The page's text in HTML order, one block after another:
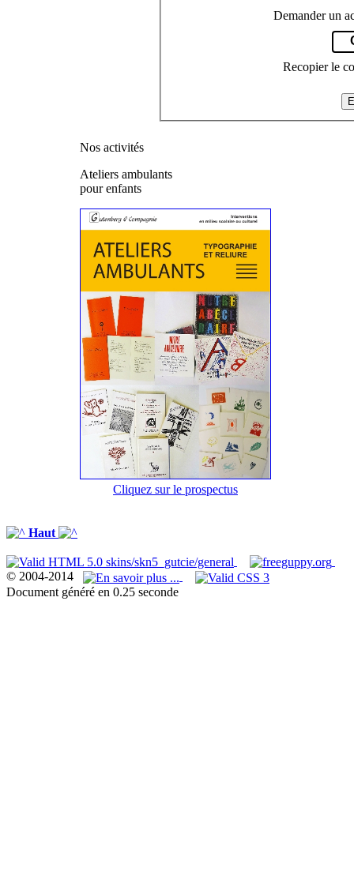
Demander un
Recopier le
Nos activités
Ateliers ambulants
pour enfants
Cliquez sur le prospectus
Haut
© 2004-2014
Document généré en 0.25 seconde